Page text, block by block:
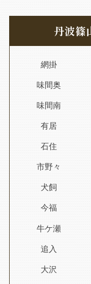
丹波篠
網掛
味間奥
味間南
有居
石住
市野々
犬飼
今福
牛ケ瀬
追入
大沢